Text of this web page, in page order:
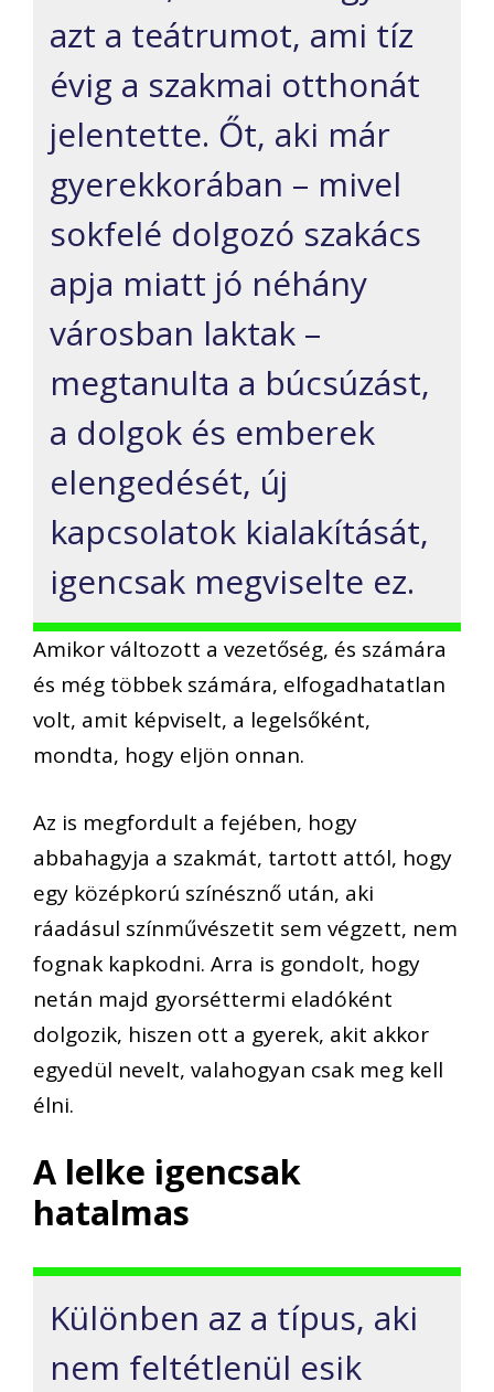
azt a teátrumot, ami tíz
évig a szakmai otthonát
jelentette. Őt, aki már
gyerekkorában – mivel
sokfelé dolgozó szakács
apja miatt jó néhány
városban laktak –
megtanulta a búcsúzást,
a dolgok és emberek
elengedését, új
kapcsolatok kialakítását,
igencsak megviselte ez.
Amikor változott a vezetőség, és számára
és még többek számára, elfogadhatatlan
volt, amit képviselt, a legelsőként,
mondta, hogy eljön onnan.
Az is megfordult a fejében, hogy
abbahagyja a szakmát, tartott attól, hogy
egy középkorú színésznő után, aki
ráadásul színművészetit sem végzett, nem
fognak kapkodni. Arra is gondolt, hogy
netán majd gyorséttermi eladóként
dolgozik, hiszen ott a gyerek, akit akkor
egyedül nevelt, valahogyan csak meg kell
élni.
A lelke igencsak
hatalmas
Különben az a típus, aki
nem feltétlenül esik